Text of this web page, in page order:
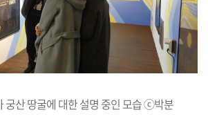
궁산땅굴에 대한 설명 중인 모습 ⓒ박분